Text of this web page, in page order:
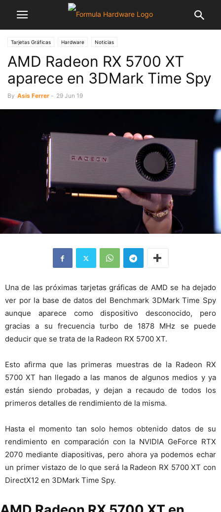
Tarjetas Gráficas Hardware Noticias
AMD Radeon RX 5700 XT
aparece en 3DMark Time Spy
By Asis Ferrer - 29 Jun 19
Una de las próximas tarjetas gráficas de AMD se ha dejado
ver por la base de datos del Benchmark 3DMark Time Spy
aunque aparece como dispositivo desconocido, pero
gracias a su frecuencia turbo de 1878 MHz se puede
deducir que se trata de la Radeon RX 5700 XT.
Esto afirma que las primeras muestras de la Radeon RX
5700 XT han llegado a las manos de algunos medios y ya
están siendo probadas, y dejan a recaudo de todos los
primeros detalles de rendimiento de la misma.
Hasta el momento tan solo hemos obtenido datos de su
rendimiento en comparación con la NVIDIA GeForce RTX
2070 mediante diapositivas, pero ahora ya podemos echar
un primer vistazo de lo que será la Radeon RX 5700 XT con
DirectX12 en 3DMark Time Spy.